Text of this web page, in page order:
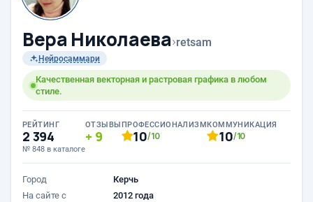
Вера Николаева›retsam
Нейросаммари
Качественная векторная и растровая графика в любом
стиле.
РЕЙТИНГ
2 394
№ 848 в каталоге
ОТЗЫВЫ
9
ПРОФЕССИОНАЛИЗМ
10/10
КОММУНИКАЦИЯ
10/10
Город
Керчь
На сайте с
2012 года